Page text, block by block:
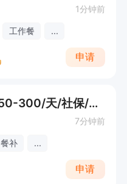
1分钟前
工作餐 ...
申请
孟州隆丰皮草操作工（150-300/天/社保/包食宿）
7分钟前
餐补 ...
申请